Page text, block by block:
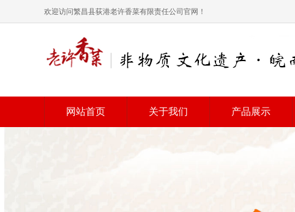
欢迎访问繁昌县荻港老许香菜有限责任公司官网！
网站首页 关于我们 产品展示